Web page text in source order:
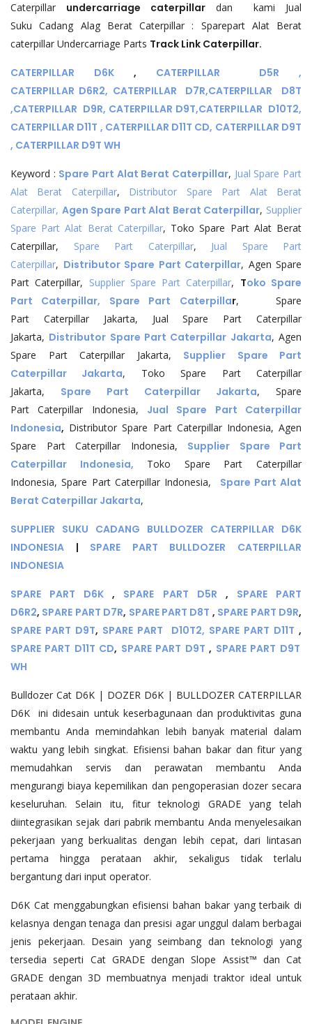
Caterpillar undercarriage caterpillar dan kami Jual
Suku Cadang Alag Berat Caterpillar : Sparepart Alat Berat
caterpillar Undercarriage Parts Track Link Caterpillar.
CATERPILLAR D6K , CATERPILLAR D5R ,
CATERPILLAR D6R2, CATERPILLAR D7R,CATERPILLAR D8T
,CATERPILLAR D9R, CATERPILLAR D9T,CATERPILLAR D10T2,
CATERPILLAR D11T , CATERPILLAR D11T CD, CATERPILLAR D9T
, CATERPILLAR D9T WH
Keyword : Spare Part Alat Berat Caterpillar, Jual Spare Part
Alat Berat Caterpillar, Distributor Spare Part Alat Berat
Caterpillar, Agen Spare Part Alat Berat Caterpillar, Supplier
Spare Part Alat Berat Caterpillar, Toko Spare Part Alat Berat
Caterpillar, Spare Part Caterpillar, Jual Spare Part
Caterpillar, Distributor Spare Part Caterpillar, Agen Spare
Part Caterpillar, Supplier Spare Part Caterpillar, Toko Spare
Part Caterpillar, Spare Part Caterpillar, Spare
Part Caterpillar Jakarta, Jual Spare Part Caterpillar
Jakarta, Distributor Spare Part Caterpillar Jakarta, Agen
Spare Part Caterpillar Jakarta, Supplier Spare Part
Caterpillar Jakarta, Toko Spare Part Caterpillar
Jakarta, Spare Part Caterpillar Jakarta, Spare
Part Caterpillar Indonesia, Jual Spare Part Caterpillar
Indonesia, Distributor Spare Part Caterpillar Indonesia, Agen
Spare Part Caterpillar Indonesia, Supplier Spare Part
Caterpillar Indonesia, Toko Spare Part Caterpillar
Indonesia, Spare Part Caterpillar Indonesia, Spare Part Alat
Berat Caterpillar Jakarta,
SUPPLIER SUKU CADANG BULLDOZER CATERPILLAR D6K
INDONESIA | SPARE PART BULLDOZER CATERPILLAR
INDONESIA
SPARE PART D6K , SPARE PART D5R , SPARE PART
D6R2, SPARE PART D7R, SPARE PART D8T , SPARE PART D9R,
SPARE PART D9T, SPARE PART D10T2, SPARE PART D11T ,
SPARE PART D11T CD, SPARE PART D9T , SPARE PART D9T
WH
Bulldozer Cat D6K | DOZER D6K | BULLDOZER CATERPILLAR
D6K ini didesain untuk keserbagunaan dan produktivitas guna
membantu Anda memindahkan lebih banyak material dalam
waktu yang lebih singkat. Efisiensi bahan bakar dan fitur yang
memudahkan servis dan perawatan membantu Anda
mengurangi biaya kepemilikan dan pengoperasian dozer secara
keseluruhan. Selain itu, fitur teknologi GRADE yang telah
diintegrasikan sejak dari pabrik membantu Anda menyelesaikan
pekerjaan yang berkualitas dengan lebih cepat, dari lintasan
pertama hingga perataan akhir, sekaligus tidak terlalu
bergantung dari input operator.
D6K Cat menggabungkan efisiensi bahan bakar yang terbaik di
kelasnya dengan tenaga dan presisi agar unggul dalam berbagai
jenis pekerjaan. Desain yang seimbang dan teknologi yang
tersedia seperti Cat GRADE dengan Slope Assist™ dan Cat
GRADE dengan 3D membuatnya menjadi traktor ideal untuk
perataan akhir.